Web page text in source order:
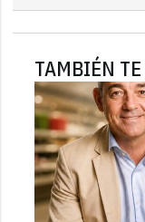
TAMBIÉN